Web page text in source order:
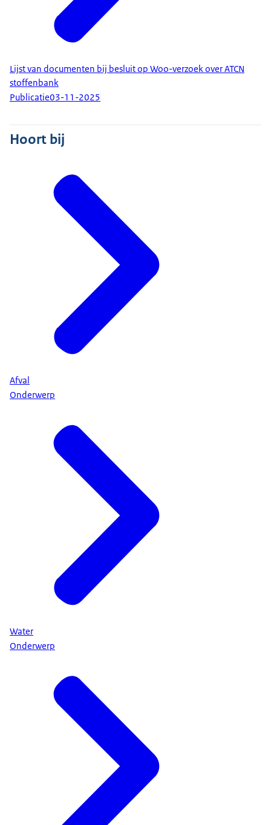
Lijst van documenten bij besluit op Woo-verzoek over ATCN
stoffenbank
Publicatie03-11-2025
Hoort bij
Afval
Onderwerp
Water
Onderwerp